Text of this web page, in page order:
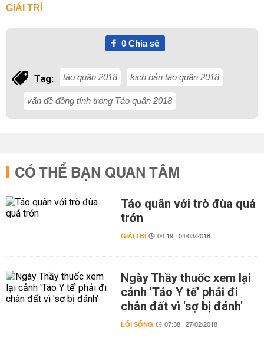
GIẢI TRÍ
0Chia sẻ
Tag: táo quân 2018 kịch bản táo quân 2018
vấn đề đồng tính trong Táo quân 2018
CÓ THỂ BẠN QUAN TÂM
Táo quân với trò đùa quá
trớn
GIẢI TRÍ 04:19 | 04/03/2018
Ngày Thầy thuốc xem lại
cảnh 'Táo Y tế' phải đi
chân đất vì 'sợ bị đánh'
LỐI SỐNG 07:38 | 27/02/2018